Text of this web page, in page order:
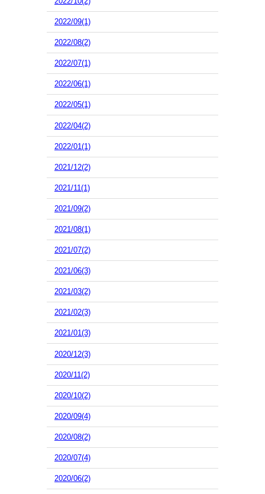
2022/09(1)
2022/08(2)
2022/07(1)
2022/06(1)
2022/05(1)
2022/04(2)
2022/01(1)
2021/12(2)
2021/11(1)
2021/09(2)
2021/08(1)
2021/07(2)
2021/06(3)
2021/03(2)
2021/02(3)
2021/01(3)
2020/12(3)
2020/11(2)
2020/10(2)
2020/09(4)
2020/08(2)
2020/07(4)
2020/06(2)